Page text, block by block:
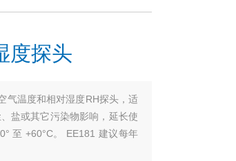
度探头
气温度和相对湿度RH探头，适
盐或其它污染物影响，延长使
至 +60°C。 EE181 建议每年